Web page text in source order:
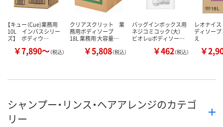
【キュー（Cue)業務用
10L インバスシリー
ズ】 ボディウ…
￥7,890～（税込）
クリアスクリット 業
務用ボディソープ
18L 業務用 大容量…
￥5,808（税込）
バッグインボックス用
ネジコミコック（大）
ビオレuボディソー…
￥462（税込）
レオナイ
ディソー
え
￥
シャンプー・リンス・ヘアアレンジのカテゴ
リー